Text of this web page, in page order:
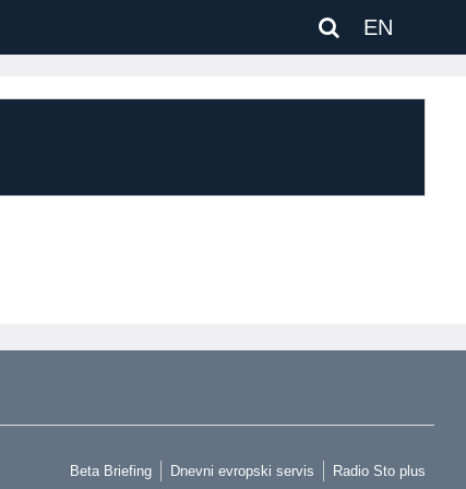
EN
Beta Briefing Dnevni evropski servis Radio Sto plus